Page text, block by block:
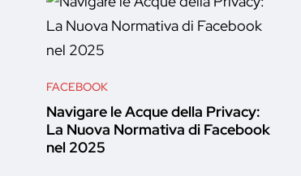
FACEBOOK
Navigare le Acque della Privacy:
La Nuova Normativa di Facebook
nel 2025